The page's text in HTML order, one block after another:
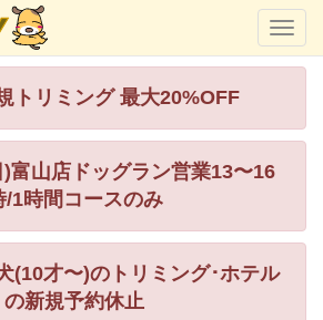
トリミング 最大20%OFF
富山店ドッグラン営業13〜16
/1時間コースのみ
(10才〜)のトリミング･ホテル
の新規予約休止